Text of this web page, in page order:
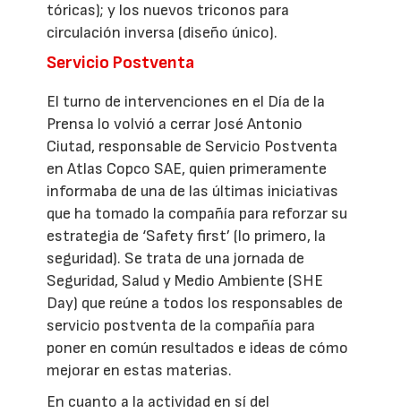
tóricas); y los nuevos triconos para
circulación inversa (diseño único).
Servicio Postventa
El turno de intervenciones en el Día de la
Prensa lo volvió a cerrar José Antonio
Ciutad, responsable de Servicio Postventa
en Atlas Copco SAE, quien primeramente
informaba de una de las últimas iniciativas
que ha tomado la compañía para reforzar su
estrategia de ‘Safety first’ (lo primero, la
seguridad). Se trata de una jornada de
Seguridad, Salud y Medio Ambiente (SHE
Day) que reúne a todos los responsables de
servicio postventa de la compañía para
poner en común resultados e ideas de cómo
mejorar en estas materias.
En cuanto a la actividad en sí del